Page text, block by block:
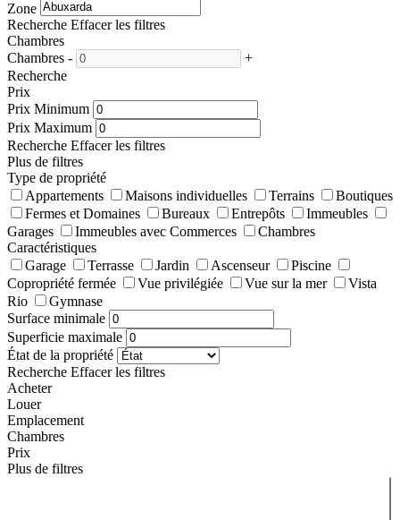
Zone
Recherche Effacer les filtres
Chambres
Chambres -
+
Recherche
Prix
Prix Minimum
Prix Maximum
Recherche Effacer les filtres
Plus de filtres
Type de propriété
Appartements
Maisons individuelles Terrains
Boutiques
Fermes et Domaines
Bureaux Entrepôts
Immeubles
Garages
Immeubles avec Commerces
Chambres
Caractéristiques
Garage
Terrasse Jardin Ascenseur
Piscine
Copropriété fermée
Vue privilégiée Vue sur la mer
Vista
Rio
Gymnase
Surface minimale
Superficie maximale
État de la propriété
Recherche Effacer les filtres
Acheter
Louer
Emplacement
Chambres
Prix
Plus de filtres